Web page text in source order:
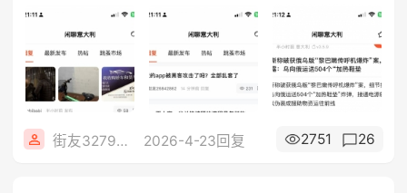
街友32790849 2026-4-23回复 2751 26